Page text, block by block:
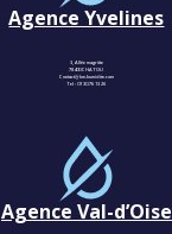
Agence Yvelines
3, Allée magritte
78400 CHATOU
Contact@km-humidite.com
Tel :01 30 76 13 26
Agence Val-d’Oise